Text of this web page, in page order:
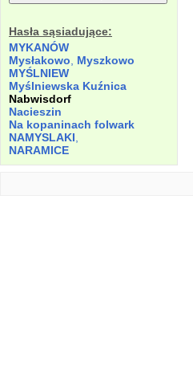
Hasła sąsiadujące:
MYKANÓW
Mysłakowo
Myszkowo
MYŚLNIEW
Myślniewska Kuźnica
Nabwisdorf
Nacieszin
Na kopaninach folwark
NAMYSLAKI
NARAMICE